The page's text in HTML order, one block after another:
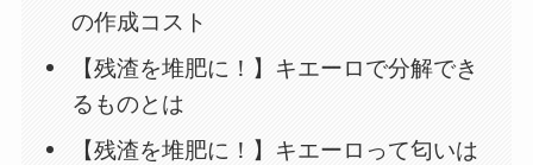
の作成コスト
【残渣を堆肥に！】キエーロで分解でき
るものとは
【残渣を堆肥に！】キエーロって匂いは